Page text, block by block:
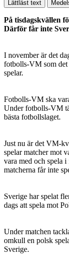
Lättläst text
På tisdagskvällen
Därför får inte
I november är det
fotbolls-VM som det
spelar.
Fotbolls-VM ska
Under fotbolls-VM
bästa fotbollslaget.
Just nu är det VM-
spelar matcher mot
vara med och spela
matcherna får inte
Sverige har spelat
dags att spela mot
Under matchen
omkull en polsk
Sverige.